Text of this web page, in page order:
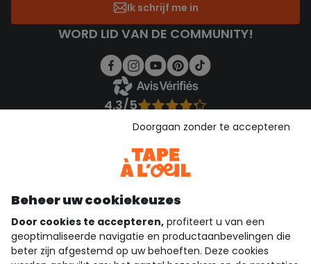
Ik schrijf me in
WORD LID VAN DE COMMUNITY!
4.3/5
Bekijk de vertrouwensverklaring
Download onze applicatie
Ontdek onze applicatie
wie zijn we?
Beheer uw cookiekeuzes
Door cookies te accepteren, profiteert u van een
geoptimaliseerde navigatie en productaanbevelingen die
beter zijn afgestemd op uw behoeften. Deze cookies
Doorgaan zonder te accepteren